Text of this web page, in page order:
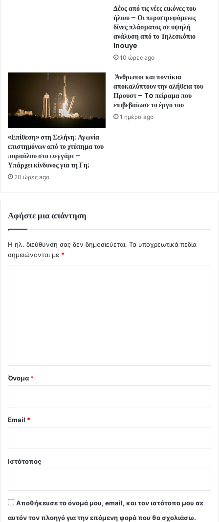
Δέος από τις νέες εικόνες του
ήλιου – Οι περιστρεφόμενες
δίνες πλάσματος σε υψηλή
ανάλυση από το Τηλεσκόπιο
Inouye
10 ώρες ago
«Επίθεση» στη Σελήνη: Αγωνία
επιστημόνων από το χτύπημα του
πυραύλου στο φεγγάρι –
Υπάρχει κίνδυνος για τη Γη;
20 ώρες ago
Άνθρωποι και ποντίκια
αποκαλύπτουν την αλήθεια του
Προυστ – To πείραμα που
επιβεβαίωσε το έργο του
1 ημέρα ago
Αφήστε μια απάντηση
Η ηλ. διεύθυνση σας δεν δημοσιεύεται. Τα υποχρεωτικά πεδία
σημειώνονται με *
Όνομα *
Email *
Ιστότοπος
Αποθήκευσε το όνομά μου, email, και τον ιστότοπο μου σε
αυτόν τον πλοηγό για την επόμενη φορά που θα σχολιάσω.